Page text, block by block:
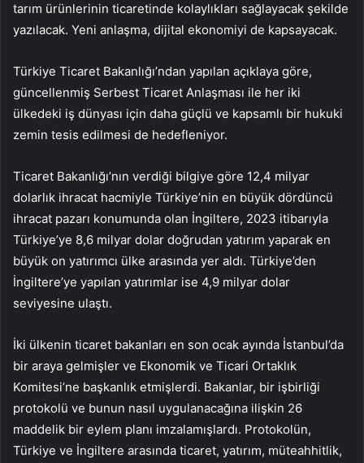
tarım ürünlerinin ticaretinde kolaylıkları sağlayacak şekilde
yazılacak. Yeni anlaşma, dijital ekonomiyi de kapsayacak.
Türkiye Ticaret Bakanlığı’ndan yapılan açıklaya göre,
güncellenmiş Serbest Ticaret Anlaşması ile her iki
ülkedeki iş dünyası için daha güçlü ve kapsamlı bir hukuki
zemin tesis edilmesi de hedefleniyor.
Ticaret Bakanlığı’nın verdiği bilgiye göre 12,4 milyar
dolarlık ihracat hacmiyle Türkiye’nin en büyük dördüncü
ihracat pazarı konumunda olan İngiltere, 2023 itibarıyla
Türkiye’ye 8,6 milyar dolar doğrudan yatırım yaparak en
büyük on yatırımcı ülke arasında yer aldı. Türkiye’den
İngiltere’ye yapılan yatırımlar ise 4,9 milyar dolar
seviyesine ulaştı.
İki ülkenin ticaret bakanları en son ocak ayında İstanbul’da
bir araya gelmişler ve Ekonomik ve Ticari Ortaklık
Komitesi’ne başkanlık etmişlerdi. Bakanlar, bir işbirliği
protokolü ve bunun nasıl uygulanacağına ilişkin 26
maddelik bir eylem planı imzalamışlardı. Protokolün,
Türkiye ve İngiltere arasında ticaret, yatırım, müteahhitlik,